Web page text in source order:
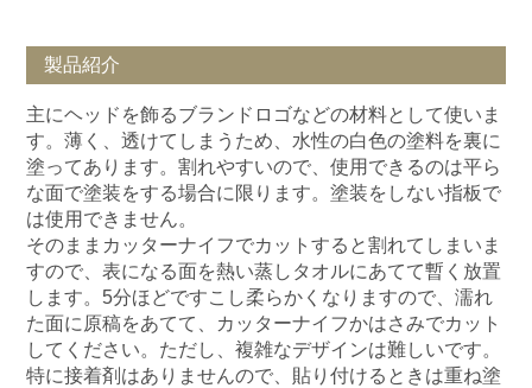
製品紹介
主にヘッドを飾るブランドロゴなどの材料として使いま
す。薄く、透けてしまうため、水性の白色の塗料を裏に
塗ってあります。割れやすいので、使用できるのは平ら
な面で塗装をする場合に限ります。塗装をしない指板で
は使用できません。
そのままカッターナイフでカットすると割れてしまいま
すので、表になる面を熱い蒸しタオルにあてて暫く放置
します。5分ほどですこし柔らかくなりますので、濡れ
た面に原稿をあてて、カッターナイフかはさみでカット
してください。ただし、複雑なデザインは難しいです。
特に接着剤はありませんので、貼り付けるときは重ね塗